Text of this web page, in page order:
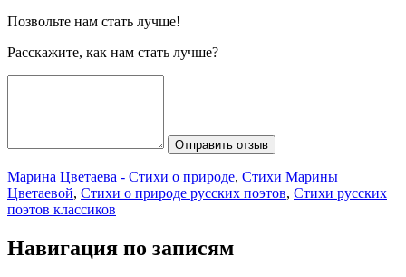
Позвольте нам стать лучше!
Расскажите, как нам стать лучше?
Отправить отзыв
Марина Цветаева - Стихи о природе, Стихи Марины
Цветаевой, Стихи о природе русских поэтов, Стихи русских
поэтов классиков
Навигация по записям